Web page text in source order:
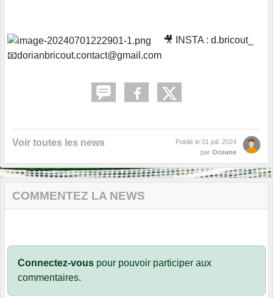
🎥 INSTA : d.bricout_
📧dorianbricout.contact@gmail.com
Voir toutes les news Publié le 01 juil. 2024
par Oceane
COMMENTEZ LA NEWS
Connectez-vous pour pouvoir participer aux
commentaires.